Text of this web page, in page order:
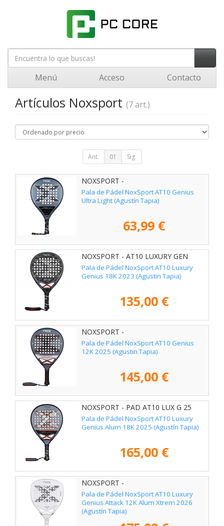
Menú Acceso Contacto
Artículos Noxsport (7 art.)
Ant. 01 Sig.
NOXSPORT -
Pala de Pádel NoxSport AT10 Genius
Ultra Light (Agustín Tapia)
63,99 €
NOXSPORT - AT10 LUXURY GEN
Pala de Pádel NoxSport AT10 Luxury
Genius 18K 2023 (Agustin Tapia)
135,00 €
NOXSPORT -
Pala de Pádel NoxSport AT10 Genius
12K 2025 (Agustin Tapia)
145,00 €
NOXSPORT - PAD AT10 LUX G 25
Pala de Pádel NoxSport AT10 Luxury
Genius Alum 18K 2025 (Agustín Tapia)
165,00 €
NOXSPORT -
Pala de Pádel NoxSport AT10 Luxury
Genius Attack 12K Alum Xtrem 2026
(Agustín Tapia)